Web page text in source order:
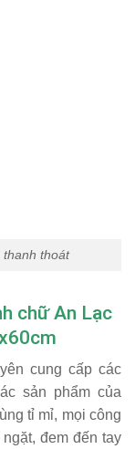
thoát
chữ An Lạc
cung cấp các
sản phẩm của
tỉ mỉ, mọi công
đem đến tay